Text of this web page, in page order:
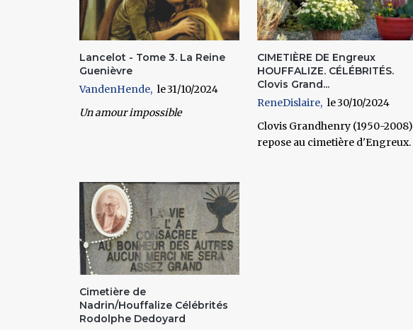
Lancelot - Tome 3. La Reine
Guenièvre
VandenHende
31/10/2024
Un amour impossible
CIMETIÈRE DE Engreux
HOUFFALIZE. CÉLÉBRITÉS.
Clovis Grand...
ReneDislaire
30/10/2024
Clovis Grandhenry (1950-2008)
repose au cimetière d'Engreux.
Cimetière de
Nadrin/Houffalize Célébrités
Rodolphe Dedoyard